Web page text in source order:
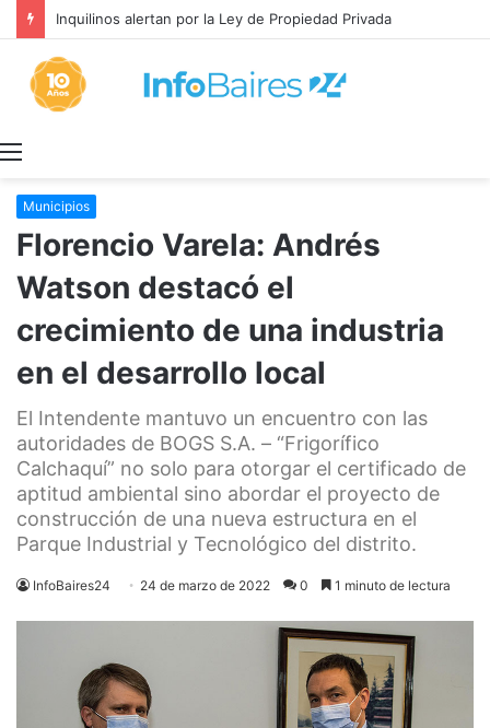
Inquilinos alertan por la Ley de Propiedad Privada
Municipios
Florencio Varela: Andrés
Watson destacó el
crecimiento de una industria
en el desarrollo local
El Intendente mantuvo un encuentro con las
autoridades de BOGS S.A. – “Frigorífico
Calchaquí” no solo para otorgar el certificado de
aptitud ambiental sino abordar el proyecto de
construcción de una nueva estructura en el
Parque Industrial y Tecnológico del distrito.
InfoBaires24 24 de marzo de 2022 0 1 minuto de lectura